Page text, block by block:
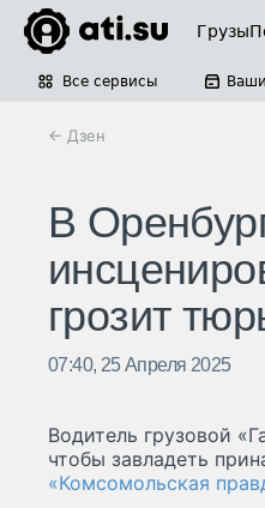
Грузы
Все сервисы
← Дзен
В
грозит
07:40, 25 Апреля 2025
Водитель грузовой
чтобы завладеть
«Комсомольская